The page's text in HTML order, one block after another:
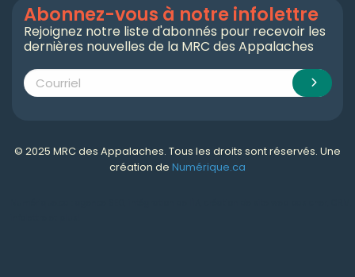
Abonnez-vous à notre infolettre
Rejoignez notre liste d'abonnés pour recevoir les
dernières nouvelles de la MRC des Appalaches
© 2025 MRC des Appalaches. Tous les droits sont réservés. Une
création de Numérique.ca